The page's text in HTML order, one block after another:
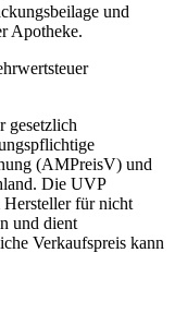
und
Apotheke.
gesetzlich
(AMPreisV) und
Die UVP
für nicht
und dient
Verkaufspreis kann